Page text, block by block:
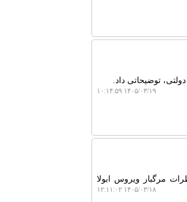
توضیحاتی داد.
۱۴۰۵/۰۳/۱۹ ۱۰:۱۴:۵۹
مرگبار ویروس ابولا
۱۴۰۵/۰۳/۱۸ ۱۲:۱۱:۰۲